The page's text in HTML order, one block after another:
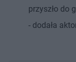
przyszło do
- dodała